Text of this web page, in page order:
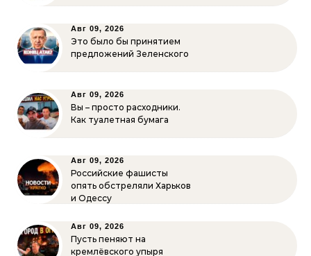
Авг 09, 2026
Это было бы принятием
предложений Зеленского
Авг 09, 2026
Вы – просто расходники.
Как туалетная бумага
Авг 09, 2026
Российские фашисты
опять обстреляли Харьков
и Одессу
Авг 09, 2026
Пусть пеняют на
кремлёвского упыря